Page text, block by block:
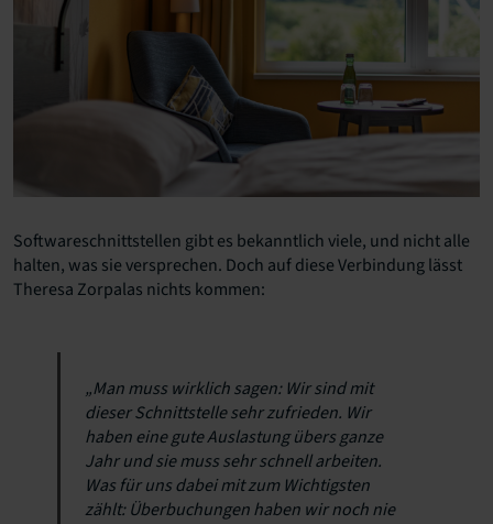
Softwareschnittstellen gibt es bekanntlich viele, und nicht alle
halten, was sie versprechen. Doch auf diese Verbindung lässt
Theresa Zorpalas nichts kommen:
„Man muss wirklich sagen: Wir sind mit
dieser Schnittstelle sehr zufrieden. Wir
haben eine gute Auslastung übers ganze
Jahr und sie muss sehr schnell arbeiten.
Was für uns dabei mit zum Wichtigsten
zählt: Überbuchungen haben wir noch nie